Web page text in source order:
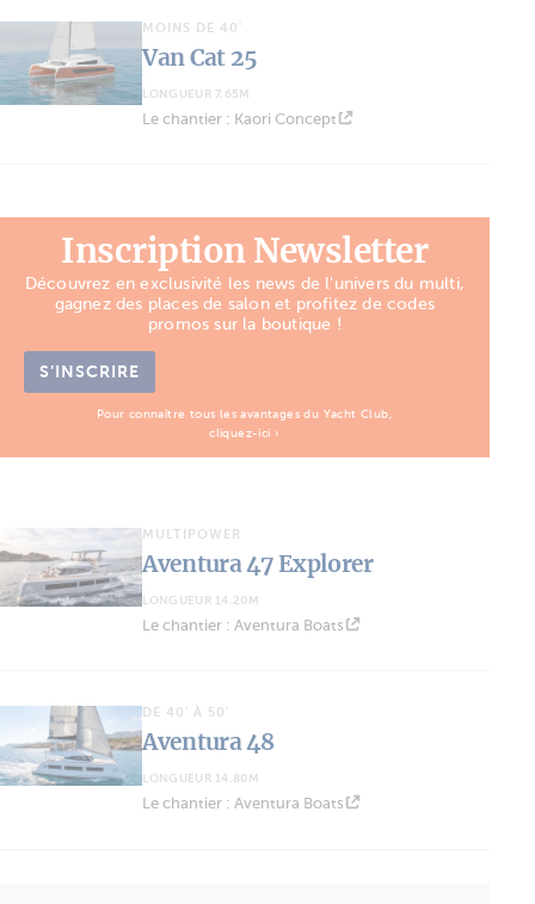
MOINS DE 40'
Van Cat 25
LONGUEUR 7.65M
Le chantier : Kaori Concept
Inscription Newsletter
Découvrez en exclusivité les news de l'univers du multi,
gagnez des places de salon et profitez de codes
promos sur la boutique !
S’INSCRIRE
Pour connaître tous les avantages du Yacht Club,
cliquez-ici ›
MULTIPOWER
Aventura 47 Explorer
LONGUEUR 14.20M
Le chantier : Aventura Boats
DE 40' À 50'
Aventura 48
LONGUEUR 14.80M
Le chantier : Aventura Boats